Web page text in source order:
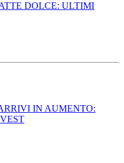
DOLCE: ULTIMI
IN AUMENTO: